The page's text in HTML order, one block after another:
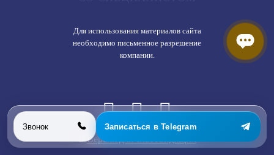
Для использования материалов сайта
необходимо письменное разрешение
компании.
Версия для слабовидящих
Звонок Записаться в Telegram